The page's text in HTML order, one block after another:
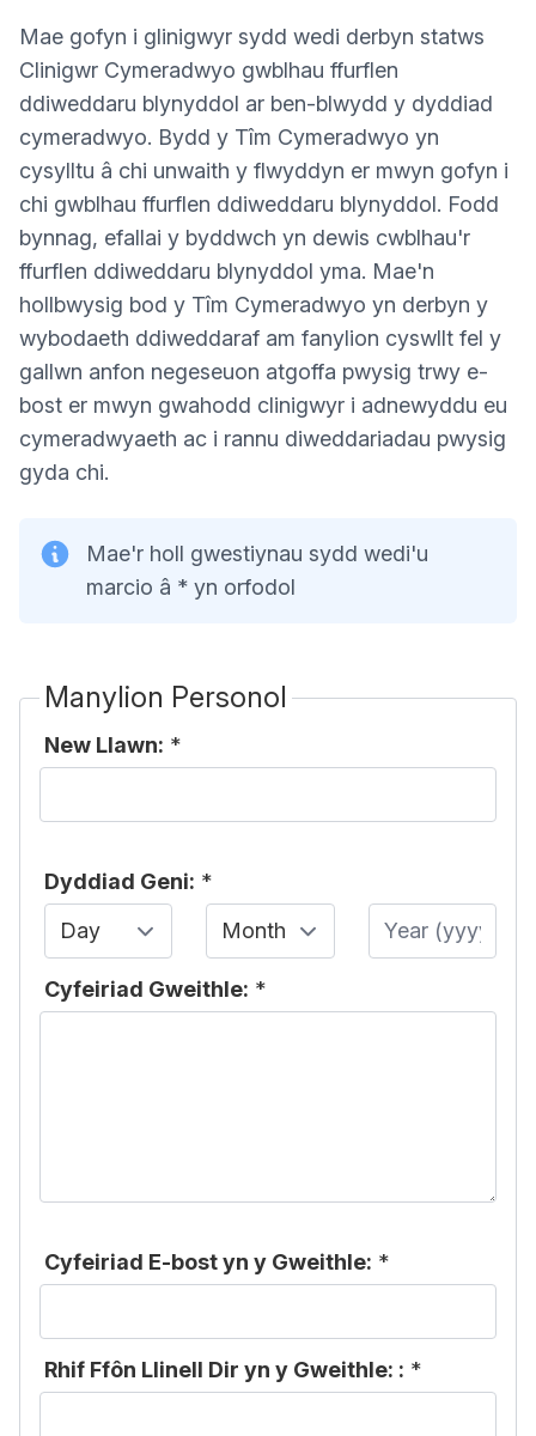
Mae gofyn i glinigwyr sydd wedi derbyn statws
Clinigwr Cymeradwyo gwblhau ffurflen
ddiweddaru blynyddol ar ben-blwydd y dyddiad
cymeradwyo. Bydd y Tîm Cymeradwyo yn
cysylltu â chi unwaith y flwyddyn er mwyn gofyn i
chi gwblhau ffurflen ddiweddaru blynyddol. Fodd
bynnag, efallai y byddwch yn dewis cwblhau'r
ffurflen ddiweddaru blynyddol yma. Mae'n
hollbwysig bod y Tîm Cymeradwyo yn derbyn y
wybodaeth ddiweddaraf am fanylion cyswllt fel y
gallwn anfon negeseuon atgoffa pwysig trwy e-
bost er mwyn gwahodd clinigwyr i adnewyddu eu
cymeradwyaeth ac i rannu diweddariadau pwysig
gyda chi.
Mae'r holl gwestiynau sydd wedi'u
marcio â * yn orfodol
Manylion Personol
New Llawn: *
Dyddiad Geni: *
Day
Month Year
Cyfeiriad Gweithle: *
Cyfeiriad E-bost yn y Gweithle: *
Rhif Ffôn Llinell Dir yn y Gweithle: : *